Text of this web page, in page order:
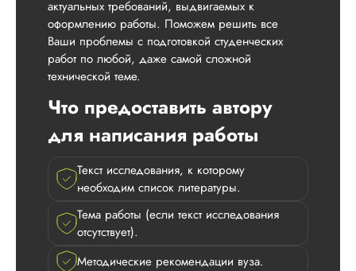
актуальных требований, выдвигаемых к
оформлению работы. Поможем решить все
Ваши проблемы с подготовкой студенческих
работ по любой, даже самой сложной
технической теме.
Что предоставить автору
для написания работы
Текст исследования, к которому
необходим список литературы.
Тема работы (если текст исследования
отсутствует).
Методические рекомендации вуза.